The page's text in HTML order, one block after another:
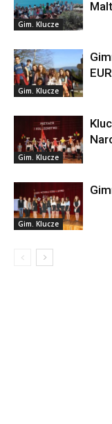
Gim. Klucze
Gim. Klucze
Gim. Klucze
Gim. Klucze